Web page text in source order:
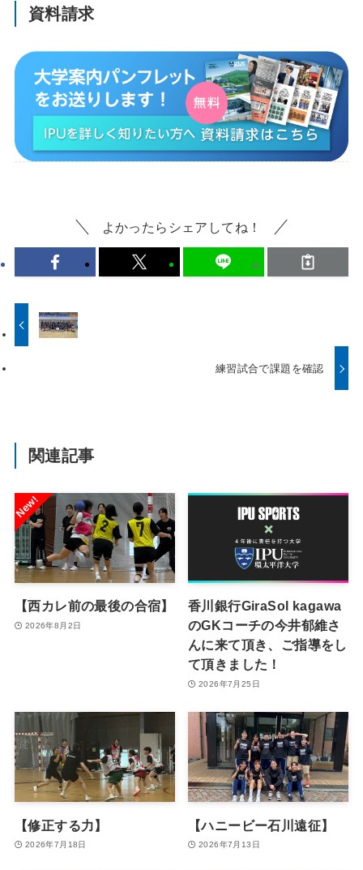
資料請求
よかったらシェアしてね！
練習試合で課題を確認
関連記事
【西カレ前の最後の合宿】
2026年8月2日
香川銀行GiraSol kagawa
のGKコーチの今井郁維さ
んに来て頂き、ご指導をし
て頂きました！
2026年7月25日
【修正する力】
2026年7月18日
【ハニービー石川遠征】
2026年7月13日